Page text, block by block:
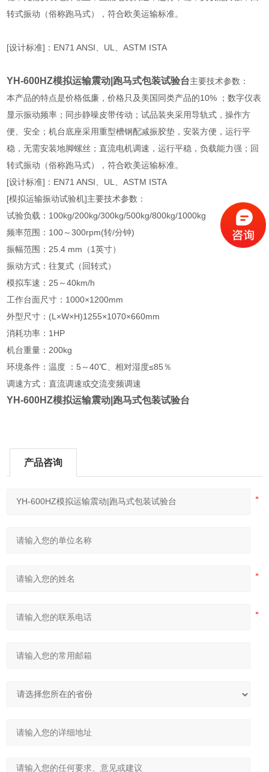
转式振动（俗称跑马式），符合欧美运输标准。
[设计标准]：EN71 ANSI、UL、ASTM ISTA
YH-600HZ模拟运输震动|跑马式包装试验台主要技术参数：
本产品的特点是价格低廉，价格只及美国同类产品的10% ；数字仪表
显示振动频率；同步静噪皮带传动；试品装夹采用导轨式，操作方
便、安全；机台底座采用重型槽钢配减振胶垫，安装方便，运行平
稳，无需安装地脚螺丝；直流电机调速，运行平稳，负载能力强；回
转式振动（俗称跑马式），符合欧美运输标准。
[设计标准]：EN71 ANSI、UL、ASTM ISTA
[模拟运输振动试验机]主要技术参数：
试验负载：100kg/200kg/300kg/500kg/800kg/1000kg
频率范围：100～300rpm(转/分钟)
振幅范围：25.4 mm（1英寸）
振动方式：往复式（回转式）
模拟车速：25～40km/h
工作台面尺寸：1000×1200mm
外型尺寸：(L×W×H)1255×1070×660mm
消耗功率：1HP
机台重量：200kg
环境条件：温度 ：5～40℃、相对湿度≤85％
调速方式：直流调速或交流变频调速
YH-600HZ模拟运输震动|跑马式包装试验台
产品咨询